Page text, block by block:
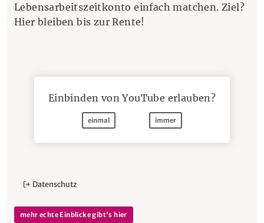
Einbinden vonYouTube erlauben?
einmal immer
Datenschutz
Lebensarbeitszeitkonto einfach matchen. Ziel?
Hier bleiben bis zur Rente!
mehr echte Einblicke gibt's hier